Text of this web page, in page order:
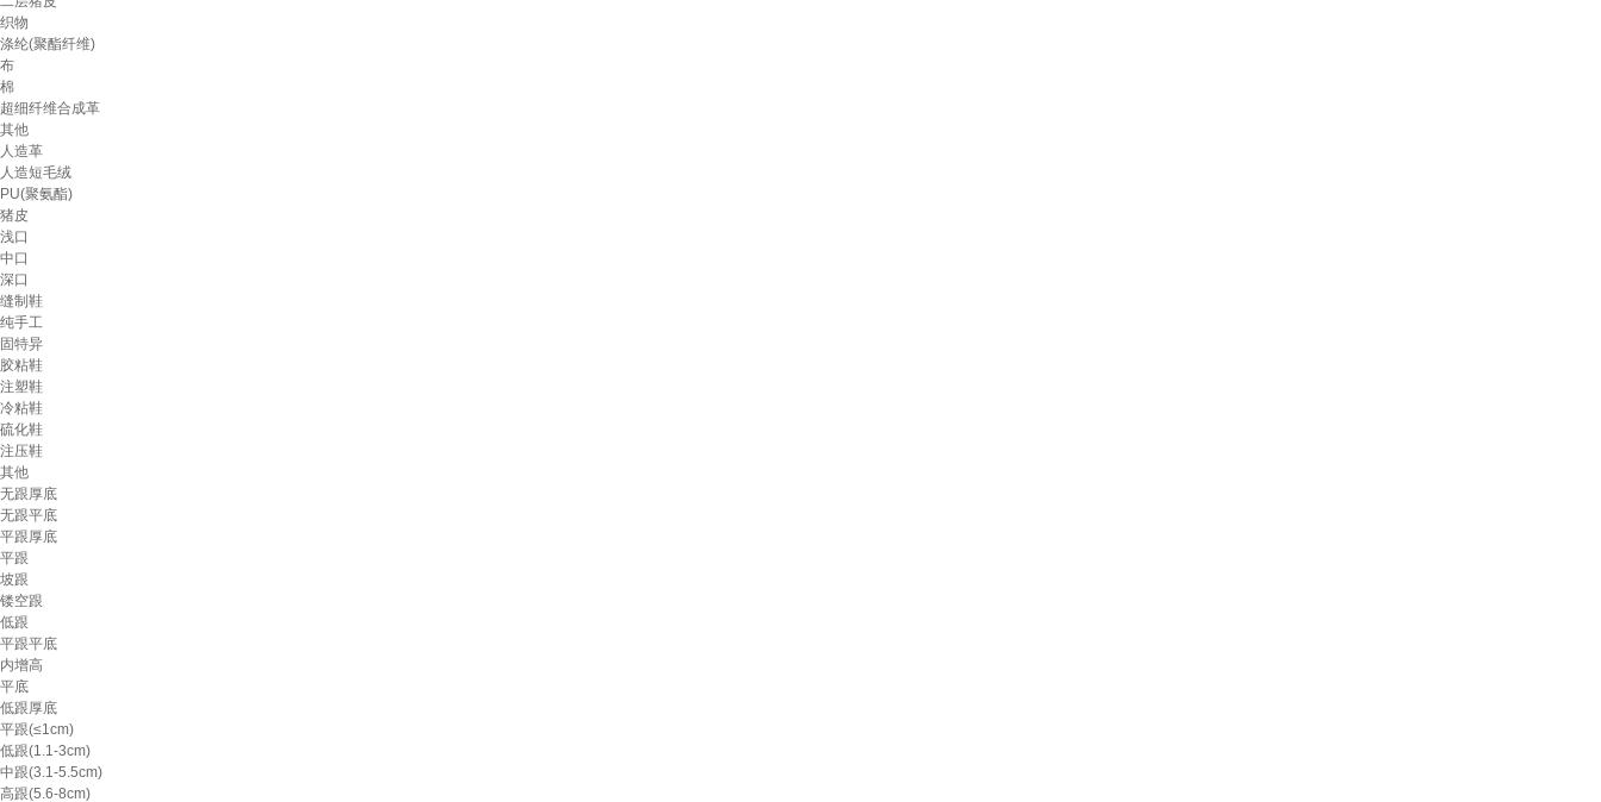
织物
涤纶(聚酯纤维)
布
棉
超细纤维合成革
其他
人造革
人造短毛绒
PU(聚氨酯)
猪皮
浅口
中口
深口
缝制鞋
纯手工
固特异
胶粘鞋
注塑鞋
冷粘鞋
硫化鞋
注压鞋
其他
无跟厚底
无跟平底
平跟厚底
平跟
坡跟
镂空跟
低跟
平跟平底
内增高
平底
低跟厚底
平跟(≤1cm)
低跟(1.1-3cm)
中跟(3.1-5.5cm)
高跟(5.6-8cm)